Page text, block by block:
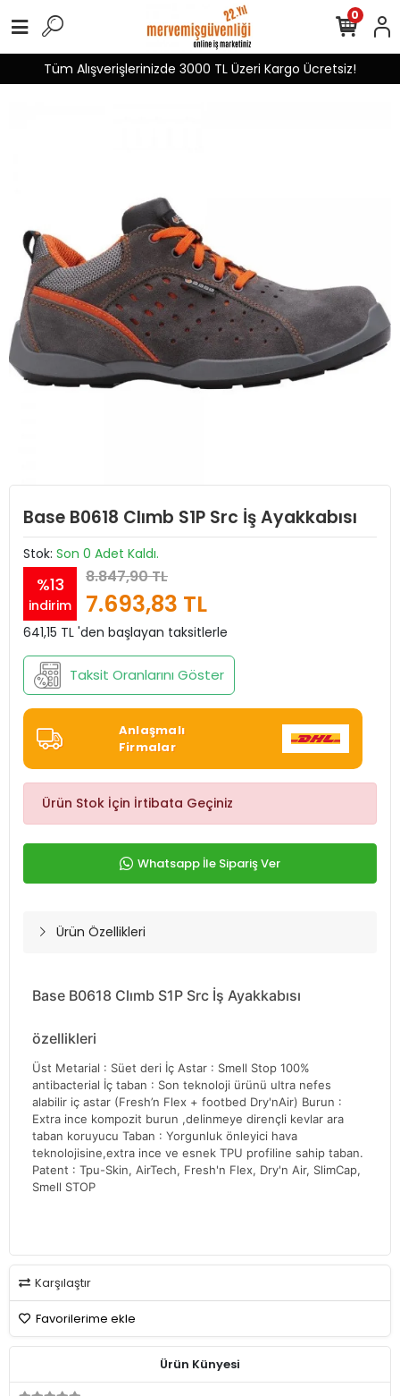
Tüm Alışverişlerinizde 3000 TL Üzeri Kargo Ücretsiz!
0
Base B0618 Clımb S1P Src İş Ayakkabısı
Stok: Son 0 Adet Kaldı.
%13
indirim
8.847,90 TL
7.693,83 TL
641,15 TL 'den başlayan taksitlerle
Taksit Oranlarını Göster
Anlaşmalı
Firmalar
Ürün Stok İçin İrtibata Geçiniz
Whatsapp İle Sipariş Ver
Ürün Özellikleri
Base B0618 Clımb S1P Src İş Ayakkabısı
özellikleri
Üst Metarial : Süet deri İç Astar : Smell Stop 100%
antibacterial İç taban : Son teknoloji ürünü ultra nefes
alabilir iç astar (Fresh’n Flex + footbed Dry'nAir) Burun :
Extra ince kompozit burun ,delinmeye dirençli kevlar ara
taban koruyucu Taban : Yorgunluk önleyici hava
teknolojisine,extra ince ve esnek TPU profiline sahip taban.
Patent : Tpu-Skin, AirTech, Fresh'n Flex, Dry'n Air, SlimCap,
Smell STOP
Karşılaştır
Favorilerime ekle
Ürün Künyesi